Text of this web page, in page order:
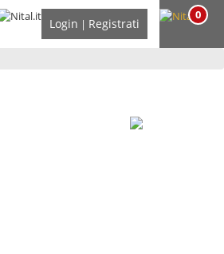
Login | Registrati
0